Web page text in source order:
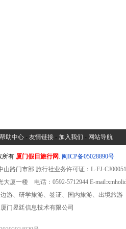
帮助中心 - 友情链接 - 加入我们 - 网站导航
所有 厦门假日旅行网 . 闽ICP备05028890号
路门市部 旅行社业务许可证：L-FJ-CJ00051
厦一楼 电话：0592-5712944 E-
游、研学旅游、签证、国内旅游、出境旅游
门昱廷信息技术有限公司